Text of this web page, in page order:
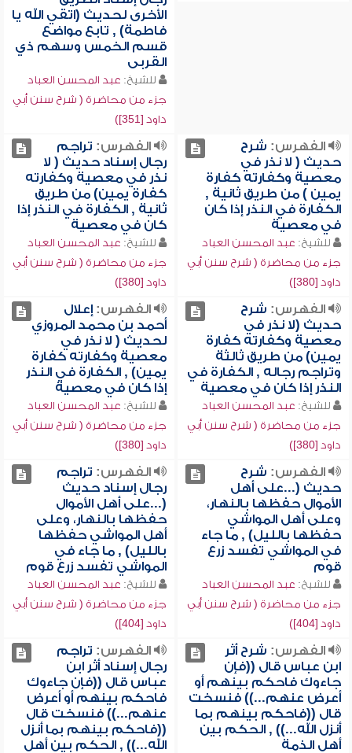
الأخرى لحديث (اتقي الله يا
فاطمة) , تابع مواضع
قسم الخمس وسهم ذي
القربى
للشيخ: عبد المحسن العباد
جزء من محاضرة ( شرح سنن أبي
داود [351])
الفهرس: شرح
حديث ( لا نذر في
معصية وكفارته كفارة
يمين ) من طريق ثانية ,
الكفارة في النذر إذا كان
في معصية
للشيخ: عبد المحسن العباد
جزء من محاضرة ( شرح سنن أبي
داود [380])
الفهرس: تراجم
رجال إسناد حديث ( لا
نذر في معصية وكفارته
كفارة يمين) من طريق
ثانية , الكفارة في النذر إذا
كان في معصية
للشيخ: عبد المحسن العباد
جزء من محاضرة ( شرح سنن أبي
داود [380])
الفهرس: شرح
حديث (لا نذر في
معصية وكفارته كفارة
يمين) من طريق ثالثة
وتراجم رجاله , الكفارة في
النذر إذا كان في معصية
للشيخ: عبد المحسن العباد
جزء من محاضرة ( شرح سنن أبي
داود [380])
الفهرس:إعلال
أحمد بن محمد المروزي
لحديث ( لا نذر في
معصية وكفارته كفارة
يمين) , الكفارة في النذر
إذا كان في معصية
للشيخ: عبد المحسن العباد
جزء من محاضرة ( شرح سنن أبي
داود [380])
الفهرس: شرح
حديث (...على أهل
الأموال حفظها بالنهار،
وعلى أهل المواشي
حفظها بالليل) , ما جاء
في المواشي تفسد زرع
قوم
للشيخ: عبد المحسن العباد
جزء من محاضرة ( شرح سنن أبي
داود [404])
الفهرس: تراجم
رجال إسناد حديث
(...على أهل الأموال
حفظها بالنهار، وعلى
أهل المواشي حفظها
بالليل) , ما جاء في
المواشي تفسد زرع قوم
للشيخ: عبد المحسن العباد
جزء من محاضرة ( شرح سنن أبي
داود [404])
الفهرس: شرح أثر
ابن عباس قال ((فإن
جاءوك فاحكم بينهم أو
أعرض عنهم...)) فنسخت
قال ((فاحكم بينهم بما
أنزل الله...)) , الحكم بين
أهل الذمة
الفهرس: تراجم
رجال إسناد أثر ابن
عباس قال ((فإن جاءوك
فاحكم بينهم أو أعرض
عنهم...)) فنسخت قال
((فاحكم بينهم بما أنزل
الله...)) , الحكم بين أهل